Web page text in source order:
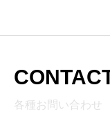
各種お問い合わせ